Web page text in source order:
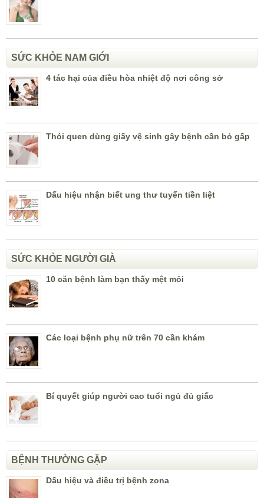
SỨC KHỎE NAM GIỚI
4 tác hại của điều hòa nhiệt độ nơi công sở
Thói quen dùng giấy vệ sinh gây bệnh cần bỏ gấp
Dấu hiệu nhận biết ung thư tuyến tiền liệt
SỨC KHỎE NGƯỜI GIÀ
10 căn bệnh làm bạn thấy mệt mỏi
Các loại bệnh phụ nữ trên 70 cần khám
Bí quyết giúp người cao tuổi ngủ đủ giấc
BỆNH THƯỜNG GẶP
Dấu hiệu và điều trị bệnh zona